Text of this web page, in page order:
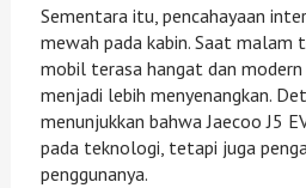
Sementara itu, pencahayaan
mewah pada kabin. Saat malam
mobil terasa hangat dan modern
menjadi lebih menyenangkan.
menunjukkan bahwa Jaecoo J5
pada teknologi, tetapi juga
penggunanya.